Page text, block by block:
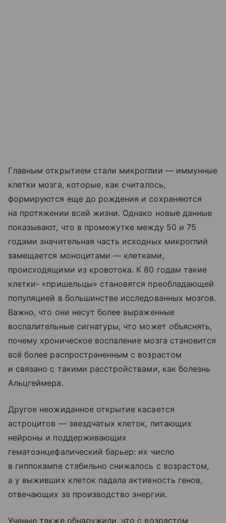
Главным открытием стали микроглии — иммунные
клетки мозга, которые, как считалось,
формируются еще до рождения и сохраняются
на протяжении всей жизни. Однако новые данные
показывают, что в промежутке между 50 и 75
годами значительная часть исходных микроглий
замещается моноцитами — клетками,
происходящими из кровотока. К 80 годам такие
клетки- «пришельцы» становятся преобладающей
популяцией в большинстве исследованных мозгов.
Важно, что они несут более выраженные
воспалительные сигнатуры, что может объяснять,
почему хроническое воспаление мозга становится
всё более распространенным с возрастом
и связано с такими расстройствами, как болезнь
Альцгеймера.
Другое неожиданное открытие касается
астроцитов — звездчатых клеток, питающих
нейроны и поддерживающих
гематоэнцефалический барьер: их число
в гиппокампе стабильно снижалось с возрастом,
а у выживших клеток падала активность генов,
отвечающих за производство энергии.
Ученые также обнаружили, что с возрастом